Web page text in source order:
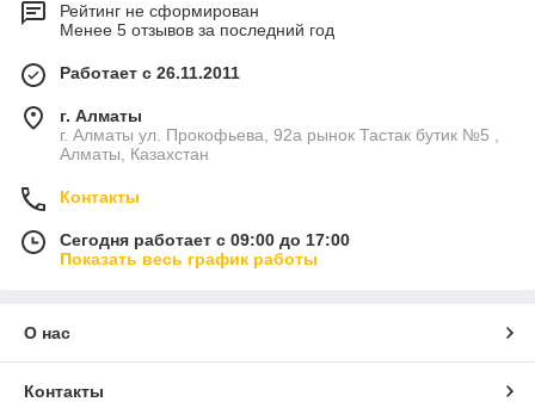
Рейтинг не сформирован
Менее 5 отзывов за последний год
Работает с 26.11.2011
г. Алматы
г. Алматы ул. Прокофьева, 92а рынок Тастак бутик №5 ,
Алматы, Казахстан
Контакты
Сегодня работает с 09:00 до 17:00
Показать весь график работы
О нас
Контакты